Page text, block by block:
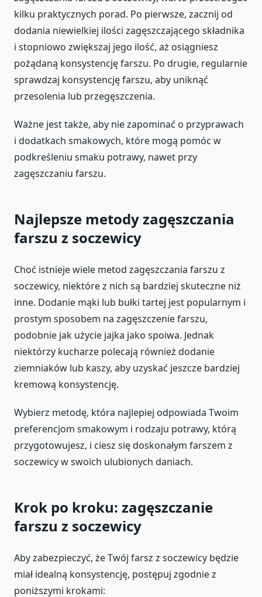
kilku praktycznych porad. Po pierwsze, zacznij od
dodania niewielkiej ilości zagęszczającego składnika
i stopniowo zwiększaj jego ilość, aż osiągniesz
pożądaną konsystencję farszu. Po drugie, regularnie
sprawdzaj konsystencję farszu, aby uniknąć
przesolenia lub przegęszczenia.
Ważne jest także, aby nie zapominać o przyprawach
i dodatkach smakowych, które mogą pomóc w
podkreśleniu smaku potrawy, nawet przy
zagęszczaniu farszu.
Najlepsze metody zagęszczania
farszu z soczewicy
Choć istnieje wiele metod zagęszczania farszu z
soczewicy, niektóre z nich są bardziej skuteczne niż
inne. Dodanie mąki lub bułki tartej jest popularnym i
prostym sposobem na zagęszczenie farszu,
podobnie jak użycie jajka jako spoiwa. Jednak
niektórzy kucharze polecają również dodanie
ziemniaków lub kaszy, aby uzyskać jeszcze bardziej
kremową konsystencję.
Wybierz metodę, która najlepiej odpowiada Twoim
preferencjom smakowym i rodzaju potrawy, którą
przygotowujesz, i ciesz się doskonałym farszem z
soczewicy w swoich ulubionych daniach.
Krok po kroku: zagęszczanie
farszu z soczewicy
Aby zabezpieczyć, że Twój farsz z soczewicy będzie
miał idealną konsystencję, postępuj zgodnie z
poniższymi krokami: